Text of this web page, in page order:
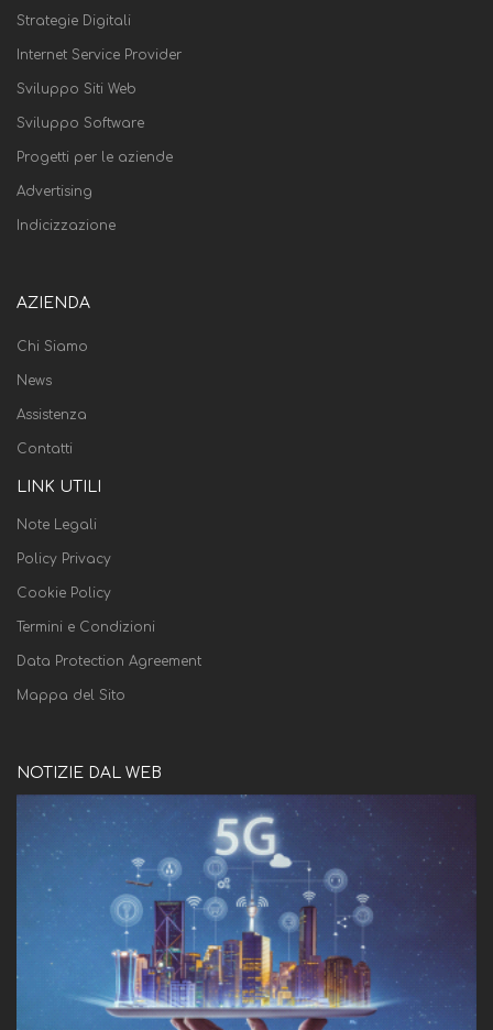
Strategie Digitali
Internet Service Provider
Sviluppo Siti Web
Sviluppo Software
Progetti per le aziende
Advertising
Indicizzazione
AZIENDA
Chi Siamo
News
Assistenza
Contatti
LINK UTILI
Note Legali
Policy Privacy
Cookie Policy
Termini e Condizioni
Data Protection Agreement
Mappa del Sito
NOTIZIE DAL WEB